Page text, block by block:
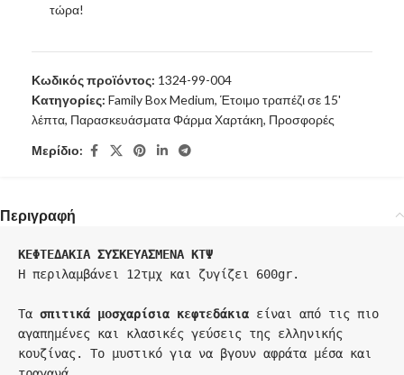
τώρα!
Κωδικός προϊόντος: 1324-99-004
Κατηγορίες: Family Box Medium, Έτοιμο τραπέζι σε 15'
λέπτα, Παρασκευάσματα Φάρμα Χαρτάκη, Προσφορές
Μερίδιο:
Περιγραφή
ΚΕΦΤΕΔΑΚΙΑ ΣΥΣΚΕΥΑΣΜΕΝΑ ΚΤΨ
Η περιλαμβάνει 12τμχ και ζυγίζει 600gr.
Τα σπιτικά μοσχαρίσια κεφτεδάκια είναι από τις πιο
αγαπημένες και κλασικές γεύσεις της ελληνικής
κουζίνας. Το μυστικό για να βγουν αφράτα μέσα και